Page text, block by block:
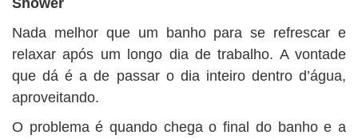
Nada melhor que um banho para se refrescar e
relaxar após um longo dia de trabalho. A vontade
que dá é a de passar o dia inteiro dentro d’água,
aproveitando.
O problema é quando chega o final do banho e a